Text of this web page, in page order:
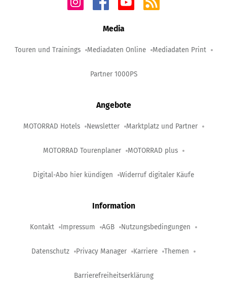
Media
Touren und Trainings Mediadaten Online Mediadaten Print
Partner 1000PS
Angebote
MOTORRAD Hotels Newsletter Marktplatz und Partner
MOTORRAD Tourenplaner MOTORRAD plus
Digital-Abo hier kündigen Widerruf digitaler Käufe
Information
Kontakt Impressum AGB Nutzungsbedingungen
Datenschutz Privacy Manager Karriere Themen
Barrierefreiheitserklärung